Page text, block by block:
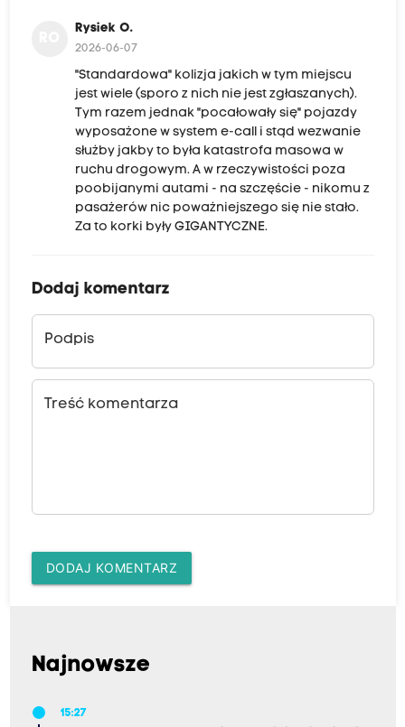
Rysiek O.
2026-06-07
"Standardowa" kolizja jakich w tym miejscu
jest wiele (sporo z nich nie jest zgłaszanych).
Tym razem jednak "pocałowały się" pojazdy
wyposażone w system e-call i stąd wezwanie
służby jakby to była katastrofa masowa w
ruchu drogowym. A w rzeczywistości poza
poobijanymi autami - na szczęście - nikomu z
pasażerów nic poważniejszego się nie stało.
Za to korki były GIGANTYCZNE.
Dodaj komentarz
Podpis
Treść komentarza
DODAJ KOMENTARZ
Najnowsze
15:27